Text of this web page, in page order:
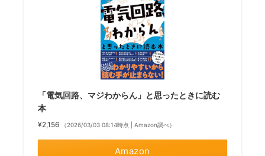
「電気回路、マジわからん」と思ったときに読む
本
¥2,156 （2026/03/03 08:14時点 | Amazon調べ）
Amazon